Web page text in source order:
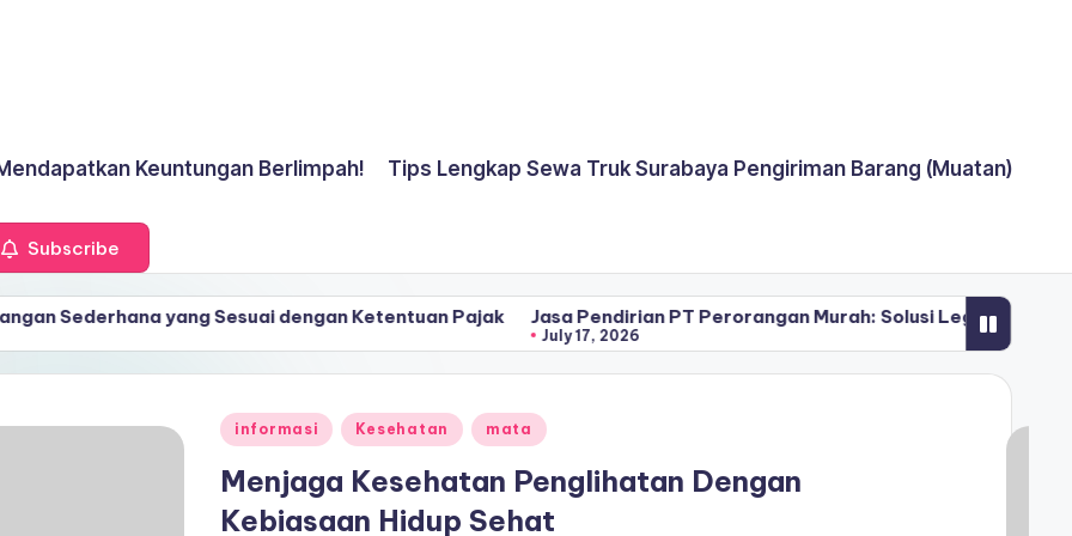
Keuntungan Berlimpah! Tips Lengkap Sewa Truk Surabaya Pengiriman Barang (Muatan)
Subscribe
yang Sesuai dengan Ketentuan Pajak Jasa Pendirian PT Perorangan Murah: Solusi Legalitas Kilat Tanpa
July 17, 2026
yang Sesuai dengan Ketentuan Pajak Jasa Pendirian PT Perorangan Murah: Solusi Legalitas Kilat Tanpa
July 17, 2026
Posted
informasi Kesehatan mata
Menjaga Kesehatan Penglihatan Dengan
Kebiasaan Hidup Sehat